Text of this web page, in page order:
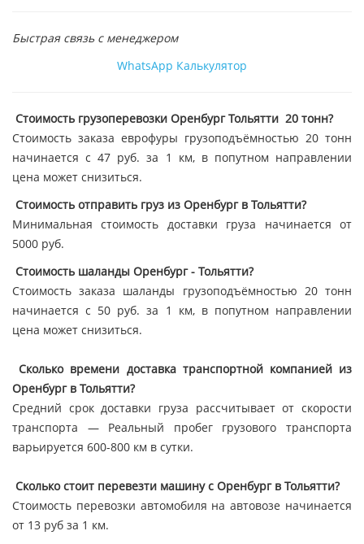
Быстрая связь с менеджером
WhatsApp Калькулятор
Стоимость грузоперевозки Оренбург Тольятти 20 тонн?
Стоимость заказа еврофуры грузоподъёмностью 20 тонн
начинается с 47 руб. за 1 км, в попутном направлении
цена может снизиться.
Стоимость отправить груз из Оренбург в Тольятти?
Минимальная стоимость доставки груза начинается от
5000 руб.
Стоимость шаланды Оренбург - Тольятти?
Стоимость заказа шаланды грузоподъёмностью 20 тонн
начинается с 50 руб. за 1 км, в попутном направлении
цена может снизиться.
Сколько времени доставка транспортной компанией из
Оренбург в Тольятти?
Средний срок доставки груза рассчитывает от скорости
транспорта — Реальный пробег грузового транспорта
варьируется 600-800 км в сутки.
Сколько стоит перевезти машину с Оренбург в Тольятти?
Стоимость перевозки автомобиля на автовозе начинается
от 13 руб за 1 км.